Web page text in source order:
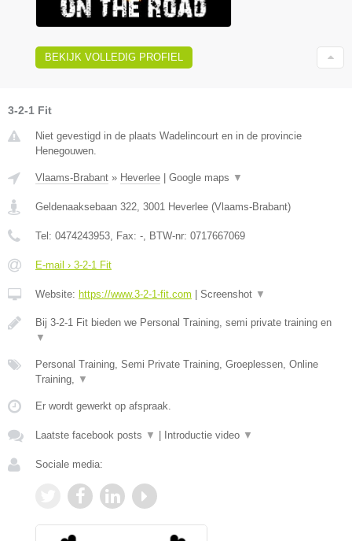
BEKIJK VOLLEDIG PROFIEL
3-2-1 Fit
Niet gevestigd in de plaats Wadelincourt en in de provincie
Henegouwen.
Vlaams-Brabant » Heverlee Google maps ▼
Geldenaaksebaan 322, 3001 Heverlee (Vlaams-Brabant)
Tel: 0474243953, Fax: -, BTW-nr: 0717667069
E-mail › 3-2-1 Fit
Website: https://www.3-2-1-fit.com Screenshot ▼
Bij 3-2-1 Fit bieden we Personal Training, semi private training en
▼
Personal Training, Semi Private Training, Groeplessen, Online
Training, ▼
Er wordt gewerkt op afspraak.
Laatste facebook posts ▼ Introductie video ▼
Sociale media: